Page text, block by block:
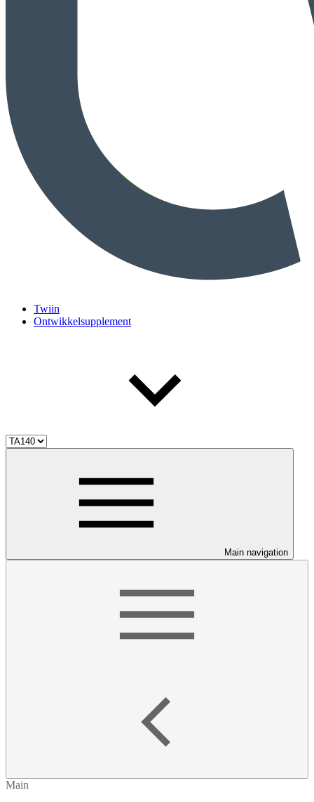
Twiin
Ontwikkelsupplement
Main navigation
Main